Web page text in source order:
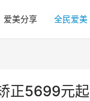
爱美分享 全民爱美
正5699元